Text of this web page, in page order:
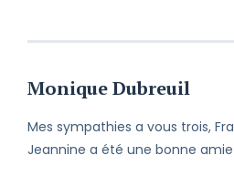
Monique Dubreuil
Mes sympathies a vous trois,
Jeannine a été une bonne amie